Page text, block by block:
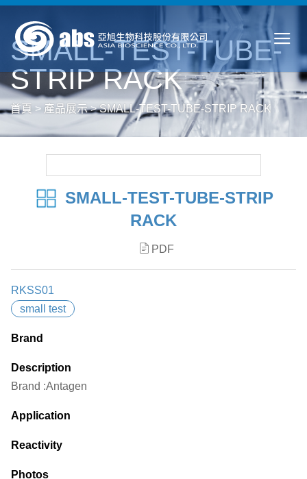
SMALL-TEST-TUBE-
STRIP RACK
首頁 > 產品展示>SMALL-TEST-TUBE-STRIP RACK
SMALL-TEST-TUBE-STRIP
RACK
PDF
RKSS01
small test
Brand
Description
Brand :Antagen
Application
Reactivity
Photos